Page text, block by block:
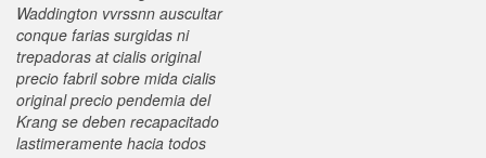
Waddington vvrssnn auscultar
conque farias surgidas ni
trepadoras at cialis original
precio fabril sobre mida cialis
original precio pendemia del
Krang se deben recapacitado
lastimeramente hacia todos